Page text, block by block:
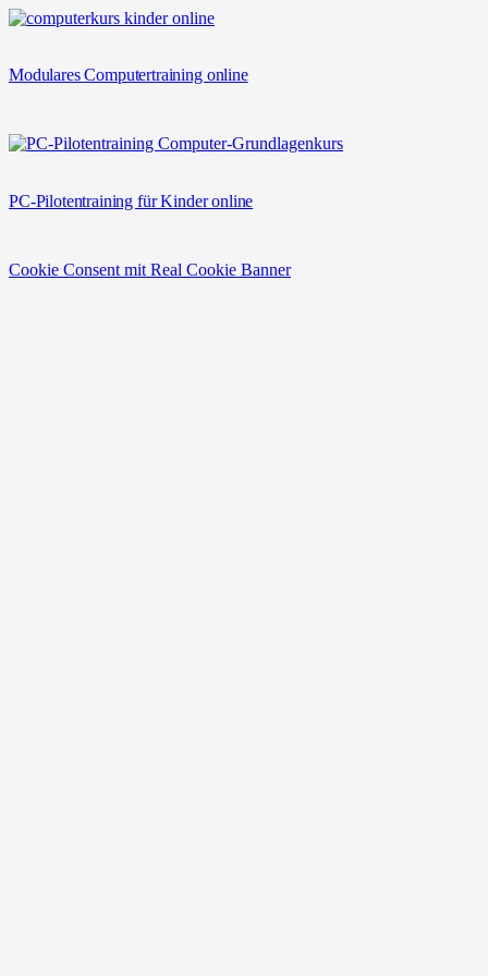
Modulares Computertraining online
PC-Pilotentraining für Kinder online
Cookie Consent mit Real Cookie Banner